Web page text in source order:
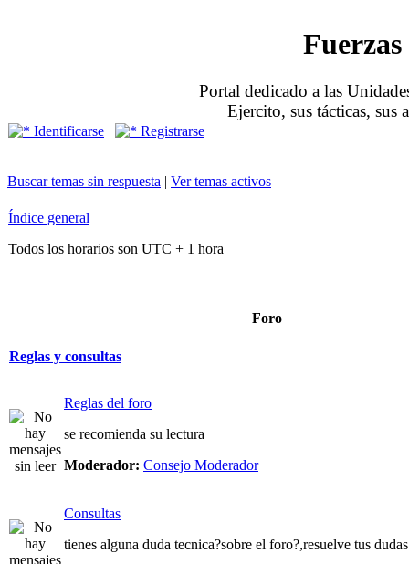
Portal dedicado a las
Ejercito, sus tácticas, sus
Identificarse Registrarse
Buscar temas sin respuesta | Ver temas activos
Índice general
Todos los horarios son UTC + 1 hora
Foro
Reglas y consultas
Reglas del foro
se recomienda su lectura
Moderador: Consejo Moderador
Consultas
tienes alguna duda tecnica?sobre el foro?,resuelve tus